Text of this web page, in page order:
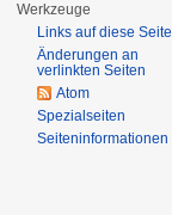
Werkzeuge
Links auf diese Seite
Änderungen an
verlinkten Seiten
Atom
Spezialseiten
Seiten­informationen